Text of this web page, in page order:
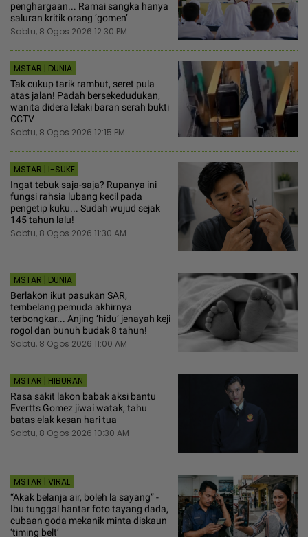
penghargaan... Ramai sangka hanya
saluran kritik orang ‘gomen’
Sabtu, 8 Ogos 2026 12:30 PM
MSTAR | DUNIA
Tak cukup tarik rambut, seret pula
atas jalan! Padah bersekedudukan,
wanita didera lelaki baran serah bukti
CCTV
Sabtu, 8 Ogos 2026 12:15 PM
MSTAR | I-SUKE
Ingat tebuk saja-saja? Rupanya ini
fungsi rahsia lubang kecil pada
pengetip kuku... Sudah wujud sejak
145 tahun lalu!
Sabtu, 8 Ogos 2026 11:30 AM
MSTAR | DUNIA
Berlakon ikut pasukan SAR,
tembelang pemuda akhirnya
terbongkar... Anjing ‘hidu’ jenayah keji
rogol dan bunuh budak 8 tahun!
Sabtu, 8 Ogos 2026 11:00 AM
MSTAR | HIBURAN
Rasa sakit lakon babak aksi bantu
Evertts Gomez jiwai watak, tahu
batas elak kesan hari tua
Sabtu, 8 Ogos 2026 10:30 AM
MSTAR | VIRAL
“Akak belanja air, boleh la sayang” -
Ibu tunggal hantar foto tayang dada,
cubaan goda mekanik minta diskaun
‘timing belt’